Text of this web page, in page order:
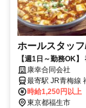
ホールスタッ
【週1日～勤務OK
イト募集 ランチ・デ
康幸合同会社
最寄駅 JR青梅線
時給1,250円以上
東京都福生市